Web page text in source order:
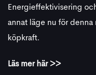
Energieffektivisering
annat läge nu för denna
köpkraft.
Läs mer här >>